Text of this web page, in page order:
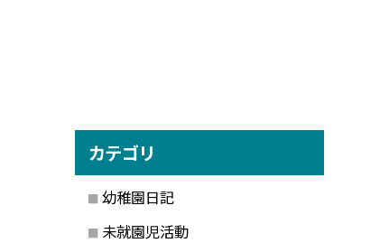
カテゴリ
幼稚園日記
未就園児活動